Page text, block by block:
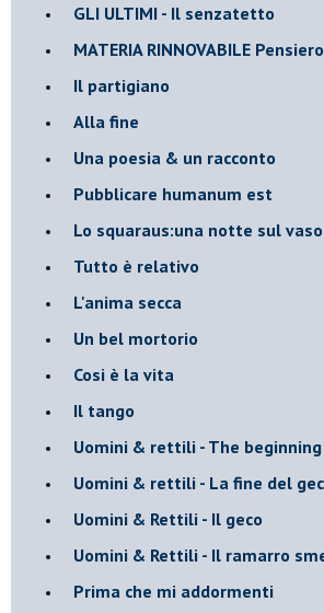
GLI ULTIMI - Il senzatetto
MATERIA RINNOVABILE
Il partigiano
Alla fine
Una poesia & un racconto
Pubblicare humanum est
Lo squaraus:una notte sul
Tutto è relativo
L'anima secca
Un bel mortorio
Cosi è la vita
Il tango
​Uomini & rettili - The beginning
​Uomini & rettili - La fine del
Uomini & Rettili - Il geco
Uomini & Rettili - Il ramarro
Prima che mi addormenti